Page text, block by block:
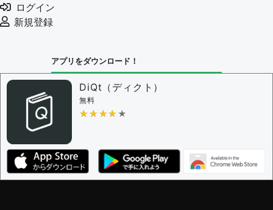
ログイン
新規登録
アプリをダウンロード！
DiQt（ディクト）
無料
★★★★★
★★★★★